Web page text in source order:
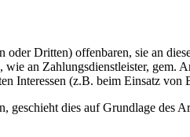
Dritten) offenbaren, sie an
an Zahlungsdienstleister,
Interessen (z.B. beim Einsatz von
geschieht dies auf Grundlage des